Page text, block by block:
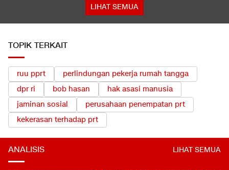
LIHAT SEMUA
TOPIK TERKAIT
ruu pprt
perlindungan pekerja rumah tangga
dpr ri
bob hasan
hak asasi manusia
jaminan sosial
perusahaan penempatan prt
kekerasan terhadap prt
ANALISIS LIHAT SEMUA